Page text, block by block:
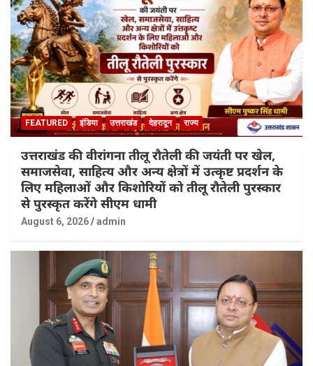
FEATURED इंडिया उत्तराखंड देहरादून राज्य
उत्तराखंड की वीरांगना तीलू रौतेली की जयंती पर खेल,
समाजसेवा, साहित्य और अन्य क्षेत्रों में उत्कृष्ट प्रदर्शन के
लिए महिलाओं और किशोरियों को तीलू रौतेली पुरस्कार
से पुरस्कृत करेंगे सीएम धामी
August 6, 2026 admin